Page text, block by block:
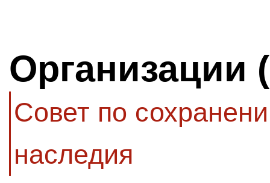
Организации
Совет по
наследия